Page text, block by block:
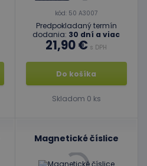
kód: 50 A3007
Predpokladaný termín
dodania: 30 dní a viac
21,90 € s DPH
Do košíka
Skladom 0 ks
Magnetické číslice